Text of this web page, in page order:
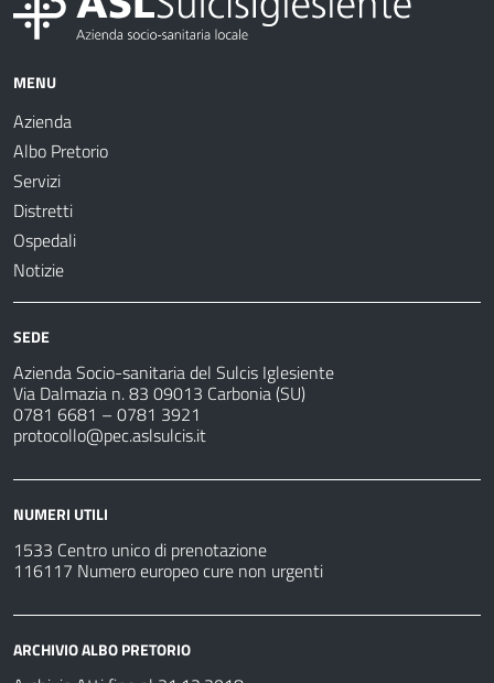
MENU
Azienda
Albo Pretorio
Servizi
Distretti
Ospedali
Notizie
SEDE
Azienda Socio-sanitaria del Sulcis Iglesiente
Via Dalmazia n. 83 09013 Carbonia (SU)
0781 6681 – 0781 3921
protocollo@pec.aslsulcis.it
NUMERI UTILI
1533 Centro unico di prenotazione
116117 Numero europeo cure non urgenti
ARCHIVIO ALBO PRETORIO